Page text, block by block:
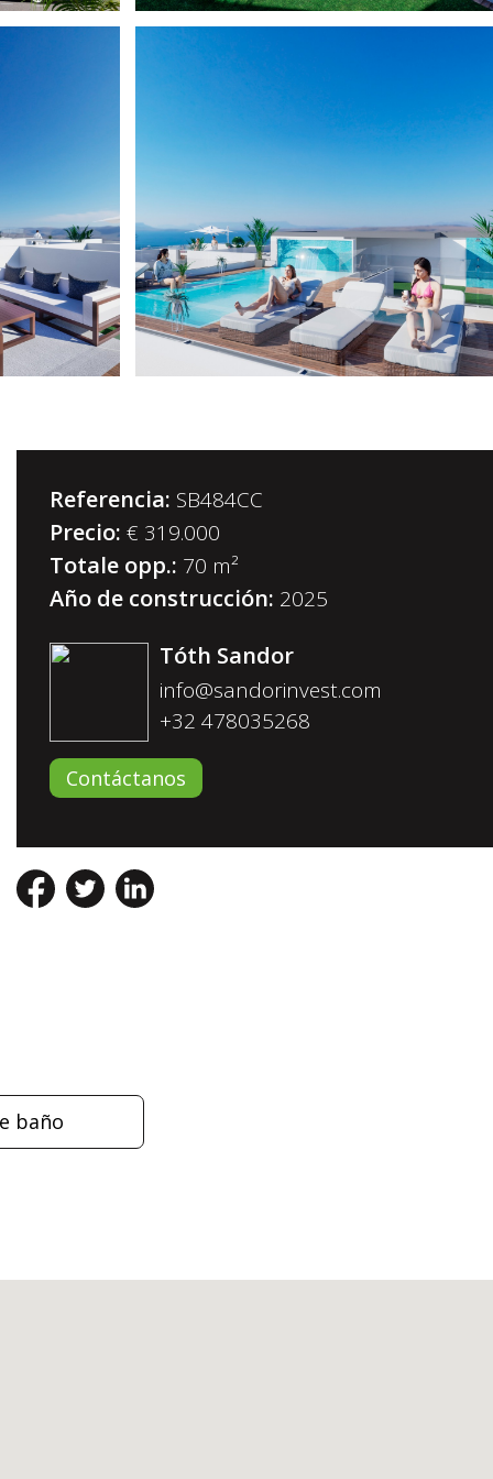
Referencia: SB484CC
Precio: € 319.000
Totale opp.: 70 m²
Año de construcción: 2025
Tóth Sandor
info@sandorinvest.com
+32 478035268
Contáctanos
baño